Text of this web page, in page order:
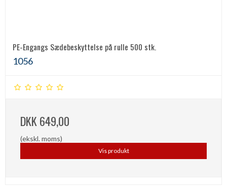
PE-Engangs Sædebeskyttelse på rulle 500 stk.
1056
DKK 649,00
(ekskl. moms)
Vis produkt